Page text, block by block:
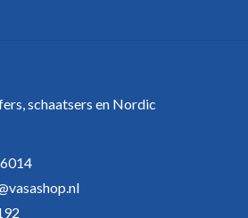
schaatsers en Nordic